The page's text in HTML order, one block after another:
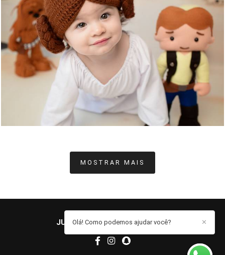
1
MOSTRAR MAIS
JUCIELE MARQUES/ CONTATO ✕
Olá! Como podemos ajudar você?